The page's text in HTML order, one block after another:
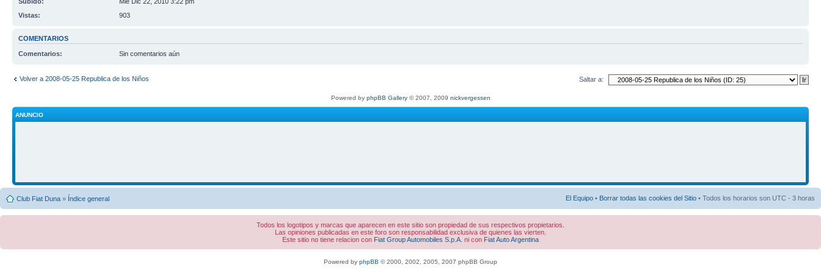
Vistas:
903
COMENTARIOS
Comentarios: Sin comentarios aún
Volver a 2008-05-25 Republica de los Niños Saltar a:
Powered by phpBB Gallery© 2007, 2009 nickvergessen
ANUNCIO
Club Fiat Duna » Índice general El Equipo • Borrar todas las cookies del Sitio • Todos los horarios son UTC - 3 horas
Todos los logotipos y marcas que aparecen en este sitio son propiedad de sus respectivos propietarios.
Las opiniones publicadas en este foro son responsabilidad exclusiva de quienes las vierten.
Este sitio no tiene relacion con Fiat Group Automobiles S.p.A. ni con Fiat Auto Argentina
Powered by phpBB © 2000, 2002, 2005, 2007 phpBB Group